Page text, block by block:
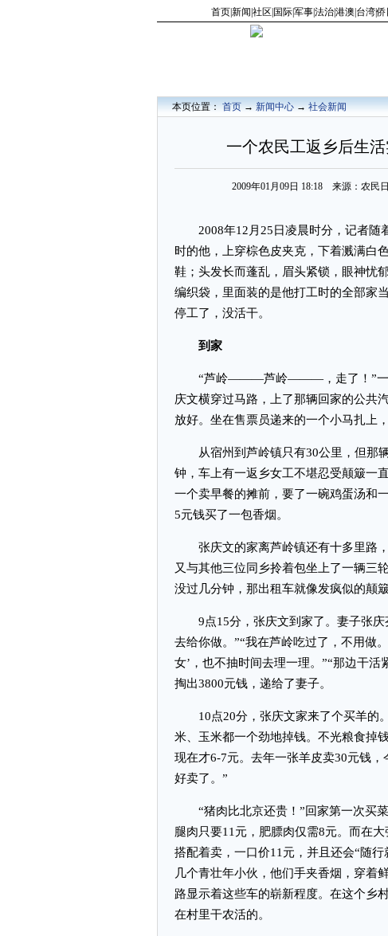
首页新闻 社区 国际军事法治港澳 台湾|侨
本页位置：首页→新闻中心→社会新闻
一个农民工返乡后生
2009年01月09日 18:18 来源：农民
2008年12月25日凌晨时分，记者随
时的他，上穿棕色皮夹克，下着溅满白
鞋；头发长而蓬乱，眉头紧锁，眼神忧
编织袋，里面装的是他打工时的全部家
停工了，没活干。
到家
“芦岭———芦岭———，走了！”一名
庆文横穿过马路，上了那辆回家的公共
放好。坐在售票员递来的一个小马扎上
从宿州到芦岭镇只有30公里，但那辆
钟，车上有一返乡女工不堪忍受颠簸一
一个卖早餐的摊前，要了一碗鸡蛋汤和
5元钱买了一包香烟。
张庆文的家离芦岭镇还有十多里路，
又与其他三位同乡拎着包坐上了一辆三
没过几分钟，那出租车就像发疯似的颠
9点15分，张庆文到家了。妻子张庆
去给你做。”“我在芦岭吃过了，不用做
女’，也不抽时间去理一理。”“那边干
掏出3800元钱，递给了妻子。
10点20分，张庆文家来了个买羊的
米、玉米都一个劲地掉钱。不光粮食掉
现在才6-7元。去年一张羊皮卖30元钱
好卖了。”
“猪肉比北京还贵！”回家第一次买菜
腿肉只要11元，肥膘肉仅需8元。而在
搭配着卖，一口价11元，并且还会“随
几个青壮年小伙，他们手夹香烟，穿着
路显示着这些车的崭新程度。在这个乡
在村里干农活的。